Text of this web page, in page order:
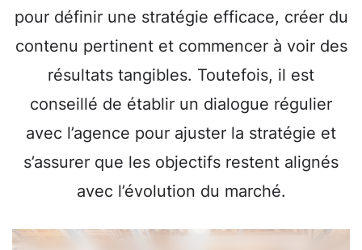
pour définir une stratégie efficace, créer du
contenu pertinent et commencer à voir des
résultats tangibles. Toutefois, il est
conseillé de établir un dialogue régulier
avec l’agence pour ajuster la stratégie et
s’assurer que les objectifs restent alignés
avec l’évolution du marché.